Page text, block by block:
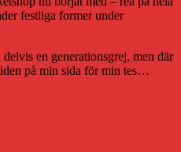
festliga former under
en generationsgrej, men där
på min sida för min tes…